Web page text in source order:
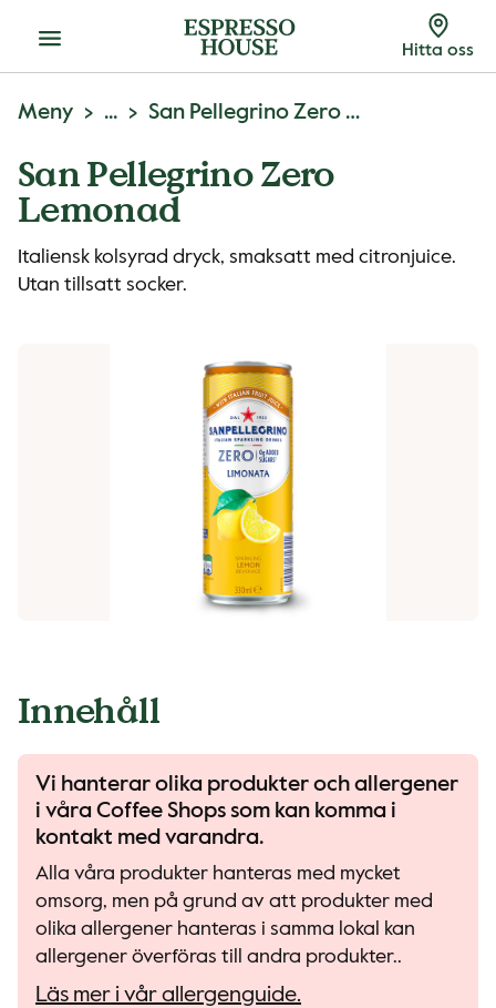
Meny Hitta oss
Meny ... San Pellegrino Zero Lemonad
San Pellegrino Zero
Lemonad
Italiensk kolsyrad dryck, smaksatt med citronjuice.
Utan tillsatt socker.
Innehåll
Vi hanterar olika produkter och allergener
i våra Coffee Shops som kan komma i
kontakt med varandra.
Alla våra produkter hanteras med mycket
omsorg, men på grund av att produkter med
olika allergener hanteras i samma lokal kan
allergener överföras till andra produkter..
Läs mer i vår allergenguide.